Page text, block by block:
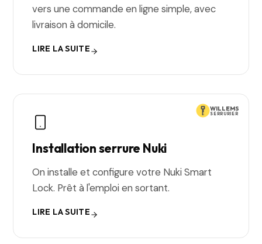
vers une commande en ligne simple, avec
livraison à domicile.
LIRE LA SUITE
WILLEMS
SERRURIER
Installation serrure Nuki
On installe et configure votre Nuki Smart
Lock. Prêt à l'emploi en sortant.
LIRE LA SUITE